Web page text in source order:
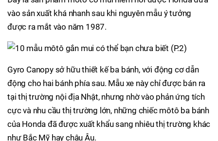
vào sản xuất khá nhanh sau khi nguyên mẫu ý tưởng
được ra mắt vào năm 1987.
Gyro Canopy sở hữu thiết kế ba bánh, với động cơ dẫn
động cho hai bánh phía sau. Mẫu xe này chỉ được bán ra
tại thị trường nội địa Nhật, nhưng nhờ vào phản ứng tích
cực và nhu cầu thị trường lớn, những chiếc môtô ba bánh
của Honda đã được xuất khẩu sang nhiêu thị trường khác
như Bắc Mỹ hay châu Âu.